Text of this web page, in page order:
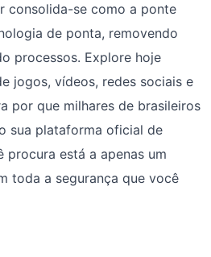
consolida-se como a ponte
de ponta, removendo
processos. Explore hoje
jogos, vídeos, redes sociais e
por que milhares de brasileiros
sua plataforma oficial de
procura está a apenas um
toda a segurança que você